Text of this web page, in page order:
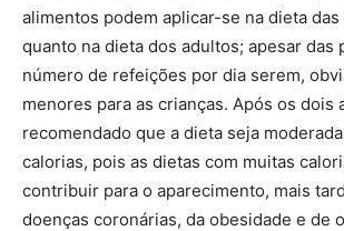
alimentos podem aplicar-se na dieta
quanto na dieta dos adultos; apesar das
número de refeições por dia serem,
menores para as crianças. Após os dois
recomendado que a dieta seja
calorias, pois as dietas com muitas
contribuir para o aparecimento, mais
doenças coronárias, da obesidade e de